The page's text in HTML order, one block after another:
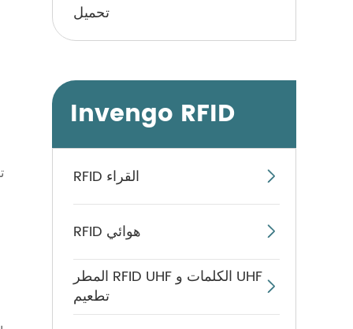
تحميل
Invengo RFID
RFID القراء 
RFID هوائي 
المطر RFID UHF الكلمات و UHF
تطعيم
